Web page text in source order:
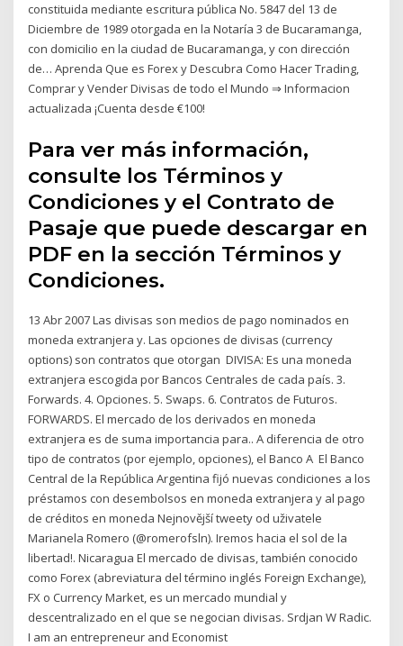
constituida mediante escritura pública No. 5847 del 13 de
Diciembre de 1989 otorgada en la Notaría 3 de Bucaramanga,
con domicilio en la ciudad de Bucaramanga, y con dirección
de… Aprenda Que es Forex y Descubra Como Hacer Trading,
Comprar y Vender Divisas de todo el Mundo ⇒ Informacion
actualizada ¡Cuenta desde €100!
Para ver más información,
consulte los Términos y
Condiciones y el Contrato de
Pasaje que puede descargar en
PDF en la sección Términos y
Condiciones.
13 Abr 2007 Las divisas son medios de pago nominados en
moneda extranjera y. Las opciones de divisas (currency
options) son contratos que otorgan DIVISA: Es una moneda
extranjera escogida por Bancos Centrales de cada país. 3.
Forwards. 4. Opciones. 5. Swaps. 6. Contratos de Futuros.
FORWARDS. El mercado de los derivados en moneda
extranjera es de suma importancia para.. A diferencia de otro
tipo de contratos (por ejemplo, opciones), el Banco A El Banco
Central de la República Argentina fijó nuevas condiciones a los
préstamos con desembolsos en moneda extranjera y al pago
de créditos en moneda Nejnovější tweety od uživatele
Marianela Romero (@romerofsln). Iremos hacia el sol de la
libertad!. Nicaragua El mercado de divisas, también conocido
como Forex (abreviatura del término inglés Foreign Exchange),
FX o Currency Market, es un mercado mundial y
descentralizado en el que se negocian divisas. Srdjan W Radic.
I am an entrepreneur and Economist